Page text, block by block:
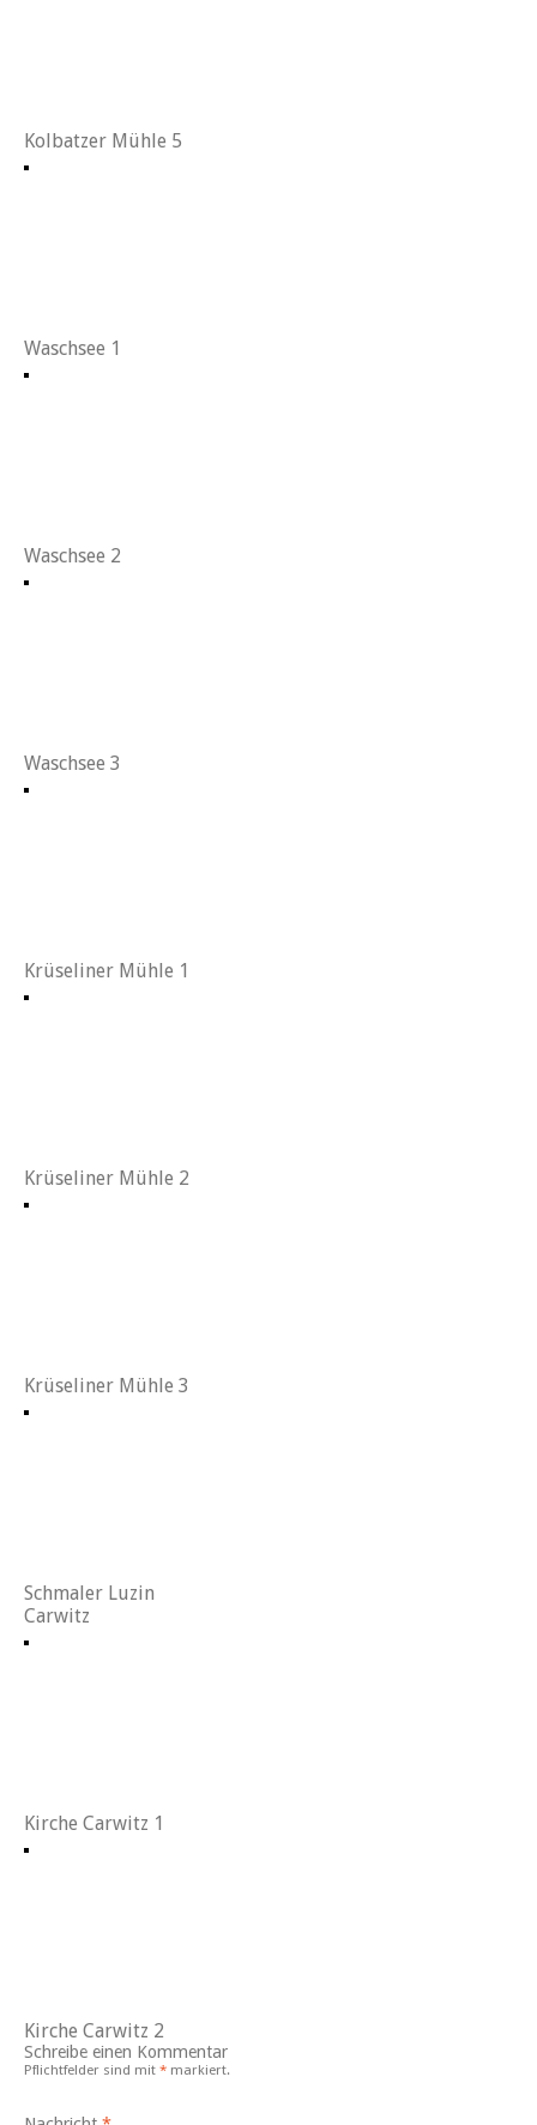
Kolbatzer Mühle 5
Waschsee 1
Waschsee 2
Waschsee 3
Krüseliner Mühle 1
Krüseliner Mühle 2
Krüseliner Mühle 3
Schmaler Luzin
Carwitz
Kirche Carwitz 1
Kirche Carwitz 2
Schreibe einen Kommentar
Pflichtfelder sind mit * markiert.